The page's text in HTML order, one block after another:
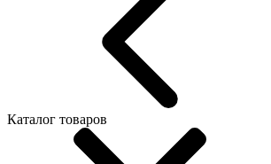
Каталог товаров